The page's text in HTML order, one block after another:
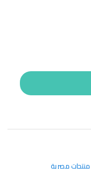
منتجات مصرية